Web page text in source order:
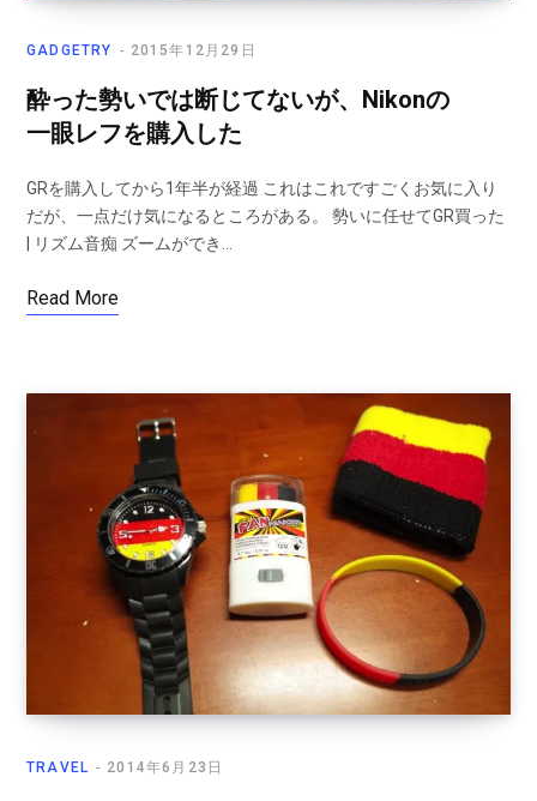
GADGETRY 2015年12月29日
酔った勢いでは断じてないが、Nikonの
一眼レフを購入した
GRを購入してから1年半が経過 これはこれですごくお気に入り
だが、一点だけ気になるところがある。 勢いに任せてGR買った
| リズム音痴 ズームができ…
Read More
TRAVEL 2014年6月23日